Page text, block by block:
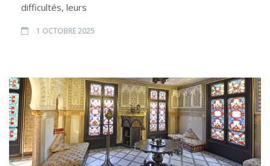
difficultés, leurs
1 OCTOBRE 2025